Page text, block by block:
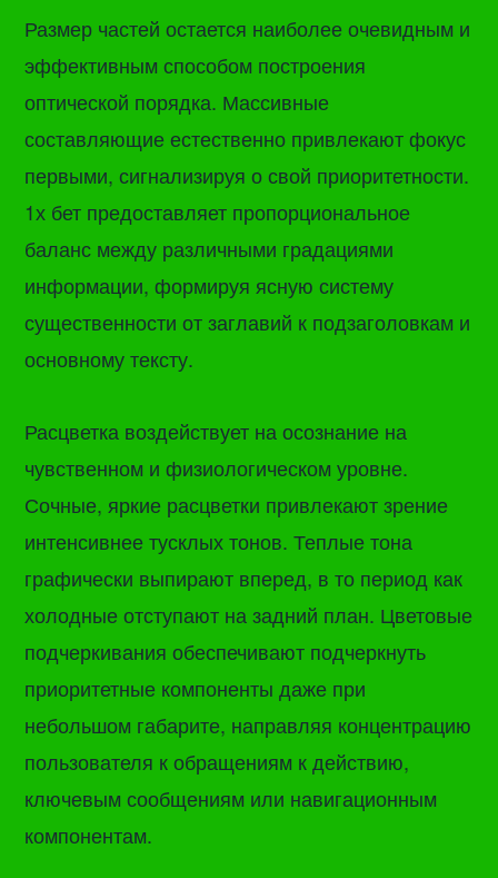
Размер частей остается наиболее очевидным и
эффективным способом построения
оптической порядка. Массивные
составляющие естественно привлекают фокус
первыми, сигнализируя о свой приоритетности.
1х бет предоставляет пропорциональное
баланс между различными градациями
информации, формируя ясную систему
существенности от заглавий к подзаголовкам и
основному тексту.
Расцветка воздействует на осознание на
чувственном и физиологическом уровне.
Сочные, яркие расцветки привлекают зрение
интенсивнее тусклых тонов. Теплые тона
графически выпирают вперед, в то период как
холодные отступают на задний план. Цветовые
подчеркивания обеспечивают подчеркнуть
приоритетные компоненты даже при
небольшом габарите, направляя концентрацию
пользователя к обращениям к действию,
ключевым сообщениям или навигационным
компонентам.